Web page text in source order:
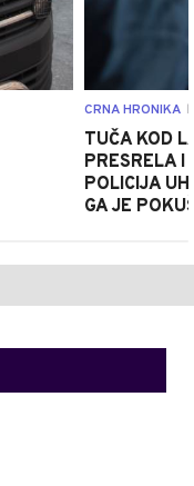
CRNA HRONIKA
TUČA KOD
PRESRELA I
POLICIJA
GA JE